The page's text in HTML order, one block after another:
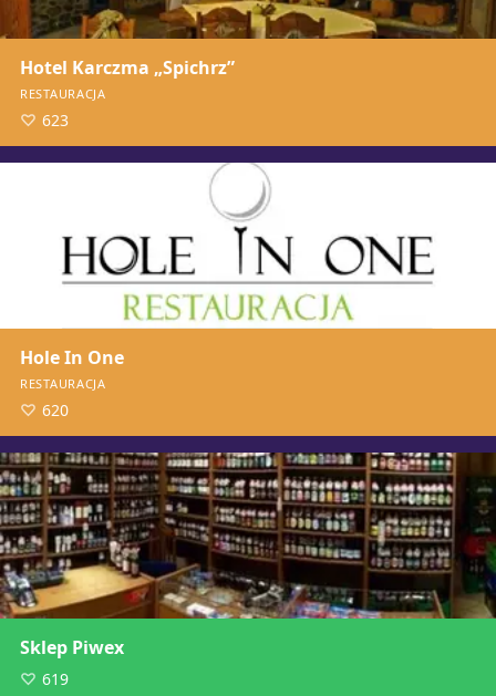
Hotel Karczma „Spichrz”
RESTAURACJA
623
Hole In One
RESTAURACJA
620
Sklep Piwex
619